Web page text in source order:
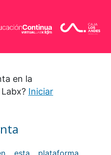
en la
Iniciar
esta plataforma